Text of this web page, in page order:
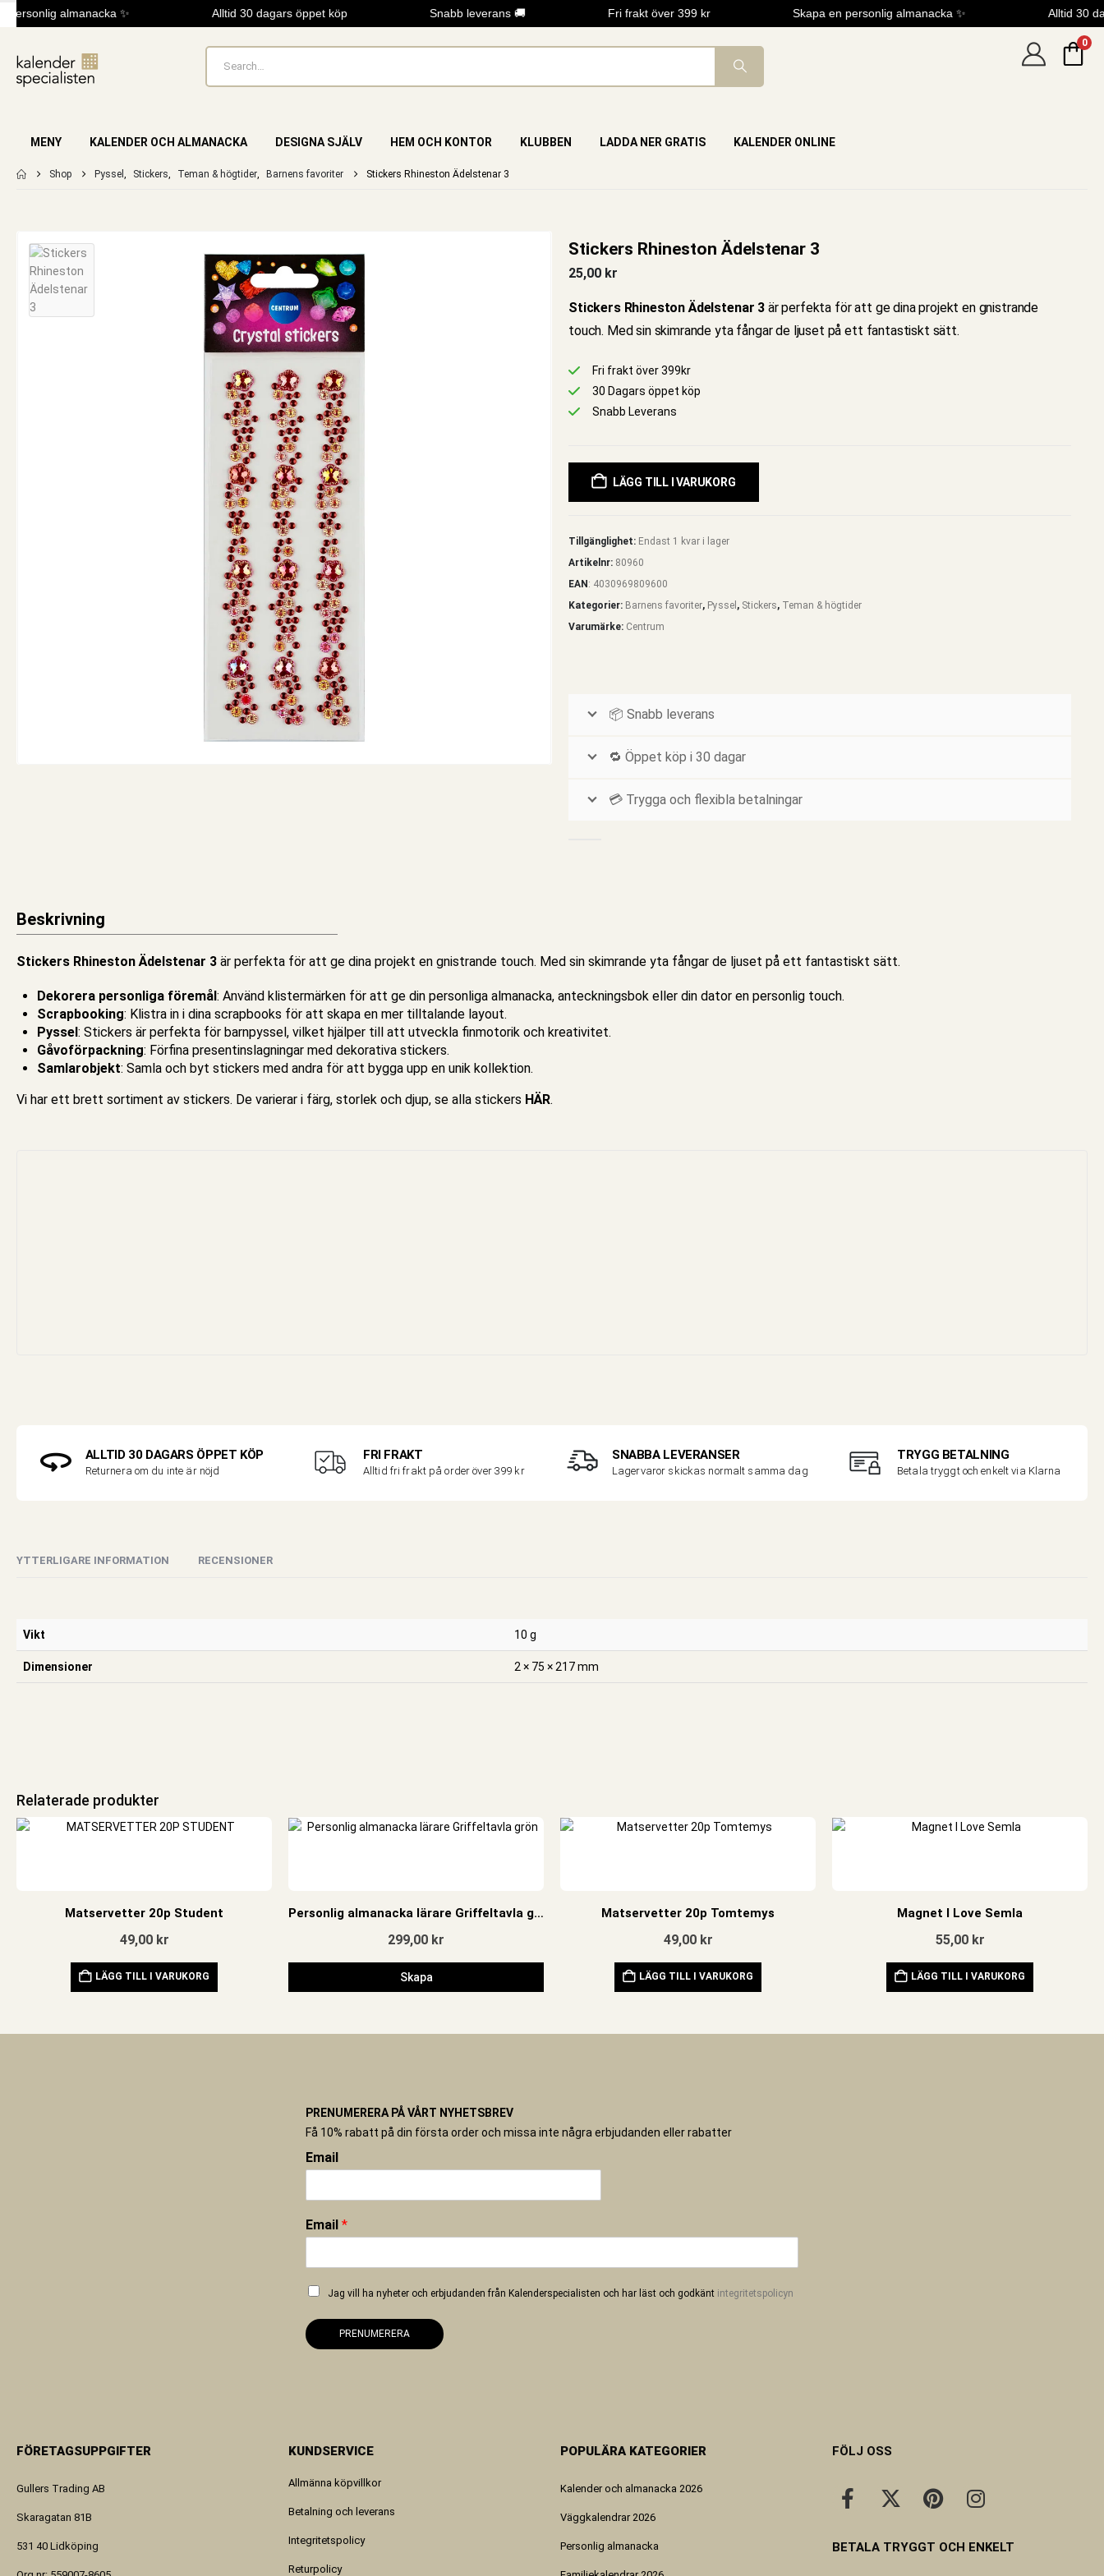
almanacka ✨ Alltid 30 dagars öppet köp Snabb leverans 🚚 Fri frakt över 399 kr Skapa en personlig almanacka ✨ Alltid 30
0
MENY KALENDER OCH ALMANACKA DESIGNA SJÄLV HEM OCH KONTOR KLUBBEN LADDA NER GRATIS KALENDER ONLINE
Shop Pyssel , Stickers, Teman & högtider, Barnens favoriter Stickers Rhineston Ädelstenar 3
Stickers Rhineston Ädelstenar 3
25,00 kr
Stickers Rhineston Ädelstenar 3 är perfekta för att ge dina projekt en gnistrande
touch. Med sin skimrande yta fångar de ljuset på ett fantastiskt sätt.
Fri frakt över 399kr
30 Dagars öppet köp
Snabb Leverans
LÄGG TILL I VARUKORG
Tillgänglighet: Endast 1 kvar i lager
Artikelnr: 80960
EAN : 4030969809600
Kategorier: Barnens favoriter, Pyssel , Stickers, Teman & högtider
Varumärke: Centrum
📦 Snabb leverans
🔁 Öppet köp i 30 dagar
💳 Trygga och flexibla betalningar
Beskrivning
Stickers Rhineston Ädelstenar 3 är perfekta för att ge dina projekt en gnistrande touch. Med sin skimrande yta fångar de ljuset på ett fantastiskt sätt.
Dekorera personliga föremål: Använd klistermärken för att ge din personliga almanacka, anteckningsbok eller din dator en personlig touch.
Scrapbooking: Klistra in i dina scrapbooks för att skapa en mer tilltalande layout.
Pyssel: Stickers är perfekta för barnpyssel, vilket hjälper till att utveckla finmotorik och kreativitet.
Gåvoförpackning: Förfina presentinslagningar med dekorativa stickers.
Samlarobjekt: Samla och byt stickers med andra för att bygga upp en unik kollektion.
Vi har ett brett sortiment av stickers. De varierar i färg, storlek och djup, se alla stickers HÄR.
ALLTID 30 DAGARS ÖPPET KÖP
Returnera om du inte är nöjd
FRI FRAKT
Alltid fri frakt på order över 399 kr
SNABBA LEVERANSER
Lagervaror skickas normalt samma dag
TRYGG BETALNING
Betala tryggt och enkelt via Klarna
YTTERLIGARE INFORMATION RECENSIONER
Vikt 10 g
Dimensioner 2 × 75 × 217 mm
Relaterade produkter
Matservetter 20p Student
49,00 kr
LÄGG TILL I VARUKORG
Personlig almanacka lärare Griffeltavla grön
299,00 kr
Skapa
Matservetter 20p Tomtemys
49,00 kr
LÄGG TILL I VARUKORG
Magnet I Love Semla
55,00 kr
LÄGG TILL I VARUKORG
PRENUMERERA PÅ VÅRT NYHETSBREV
Få 10% rabatt på din första order och missa inte några erbjudanden eller rabatter
Email
Email *
Jag vill ha nyheter och erbjudanden från Kalenderspecialisten och har läst och godkänt integritetspolicyn
PRENUMERERA
FÖRETAGSUPPGIFTER
Gullers Trading AB
Skaragatan 81B
531 40 Lidköping
KUNDSERVICE
Allmänna köpvillkor
Betalning och leverans
Integritetspolicy
Returpolicy
POPULÄRA KATEGORIER
Kalender och almanacka 2026
Väggkalendrar 2026
Personlig almanacka
FÖLJ OSS
BETALA TRYGGT OCH ENKELT